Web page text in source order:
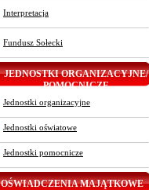
Interpretacja
Fundusz Sołecki
JEDNOSTKI ORGANIZACYJNE/
POMOCNICZE
Jednostki organizacyjne
Jednostki oświatowe
Jednostki pomocnicze
OŚWIADCZENIA MAJĄTKOWE